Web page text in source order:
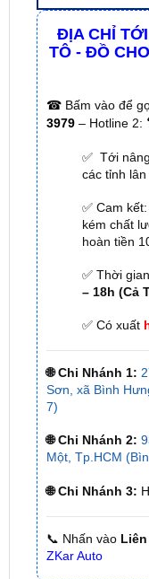
ĐỊA CHỈ
TÔ - ĐỒ
☎Bấm vào để
3979 – Hotline 2:
✅ Tới
các tỉnh lân
✅ Cam
kém chất
hoàn tiền
✅ Thời
– 18h (Cả
✅ Có xuất
🌐 Chi Nhánh 1:
Sơn, xã Bình
7)
🌐 Chi Nhánh 2:
Một, Tp.HCM
🌐 Chi Nhánh 3:
📞 Nhấn vàoLiên
ZKar Auto